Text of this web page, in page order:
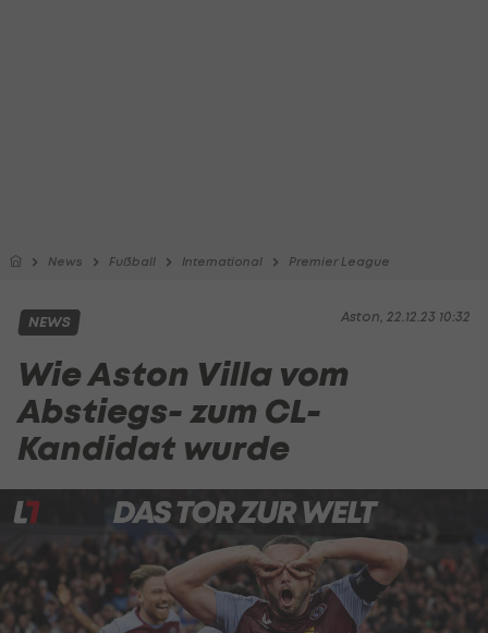
News Fußball International Premier League
Aston, 22.12.23 10:32
NEWS
Wie Aston Villa vom
Abstiegs- zum CL-
Kandidat wurde